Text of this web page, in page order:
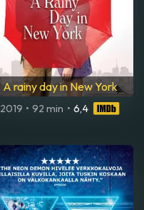
A rainy day in New York
2019 • 92 min • 6,4